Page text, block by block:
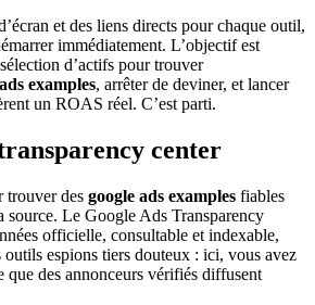
et des liens directs pour chaque outil,
immédiatement. L’objectif est
d’actifs pour trouver
examples, arrêter de deviner, et lancer
un ROAS réel. C’est parti.
center
trouver des google ads examples fiables
source. Le Google Ads Transparency
officielle, consultable et indexable,
outils espions tiers douteux : ici, vous avez
que des annonceurs vérifiés diffusent